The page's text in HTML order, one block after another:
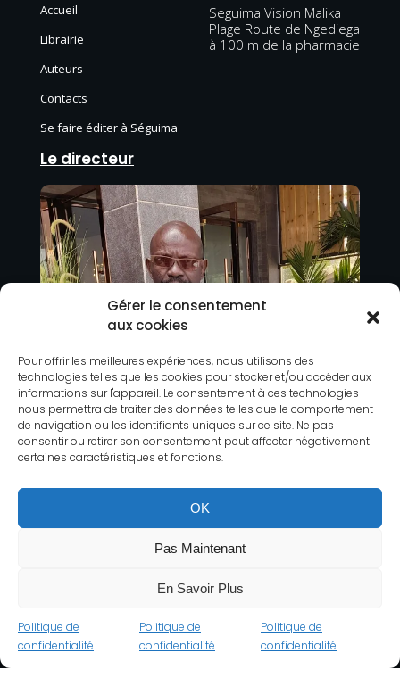
Gérer le consentement
aux cookies
Pour offrir les meilleures expériences, nous utilisons des
technologies telles que les cookies pour stocker et/ou accéder aux
informations sur l'appareil. Le consentement à ces technologies
nous permettra de traiter des données telles que le comportement
de navigation ou les identifiants uniques sur ce site. Ne pas
consentir ou retirer son consentement peut affecter négativement
certaines caractéristiques et fonctions.
OK
Pas Maintenant
En Savoir Plus
Politique de
confidentialité
Politique de
confidentialité
Politique de
confidentialité
Accueil
Librairie
Auteurs
Contacts
Se faire éditer à Séguima
Seguima Vision Malika
Plage Route de Ngediega
à 100 m de la pharmacie
Le directeur